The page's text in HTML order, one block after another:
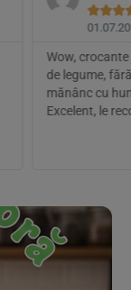

Wow,
de legume,
mănânc cu
Excelent, le